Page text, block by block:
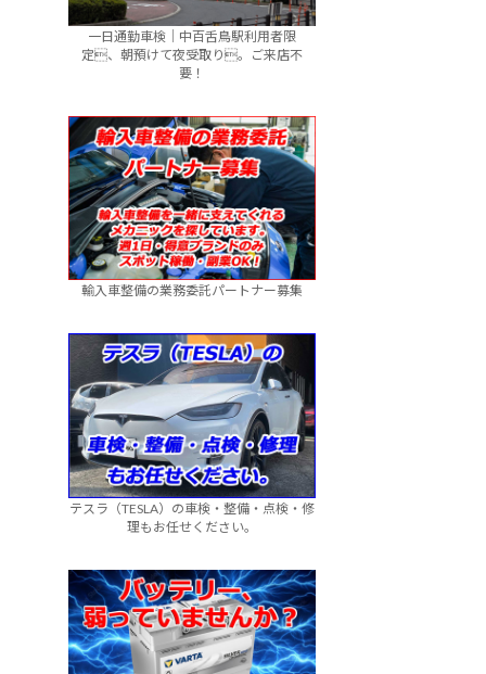
一日通勤車検｜中百舌鳥駅利用者限
定、朝預けて夜受取り。ご来店不
要！
輸入車整備の業務委託パートナー募集
テスラ（TESLA）の車検・整備・点検・修
理もお任せください。